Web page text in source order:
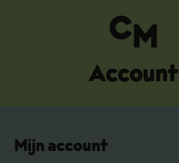
Account
Mijn account